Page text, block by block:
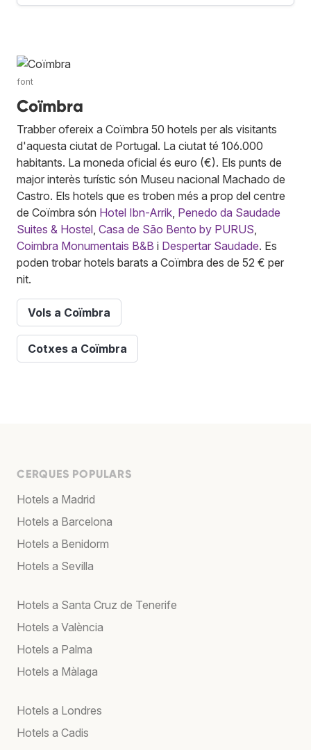
font
Coïmbra
Trabber ofereix a Coïmbra 50 hotels per als visitants
d'aquesta ciutat de Portugal. La ciutat té 106.000
habitants. La moneda oficial és euro (€). Els punts de
major interès turístic són Museu nacional Machado de
Castro. Els hotels que es troben més a prop del centre
de Coïmbra són Hotel Ibn-Arrik, Penedo da Saudade
Suites & Hostel, Casa de São Bento by PURUS,
Coimbra Monumentais B&B i Despertar Saudade. Es
poden trobar hotels barats a Coïmbra des de 52 € per
nit.
Vols a Coïmbra
Cotxes a Coïmbra
CERQUES POPULARS
Hotels a Madrid
Hotels a Barcelona
Hotels a Benidorm
Hotels a Sevilla
Hotels a Santa Cruz de Tenerife
Hotels a València
Hotels a Palma
Hotels a Màlaga
Hotels a Londres
Hotels a Cadis